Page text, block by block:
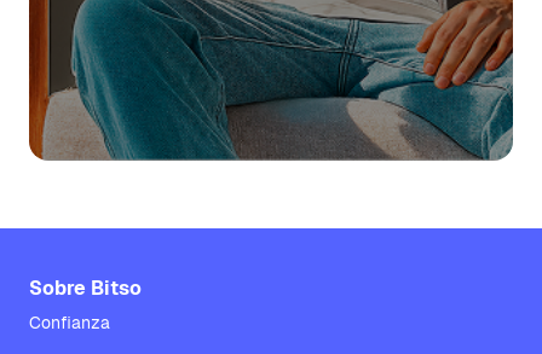
Sobre Bitso
Confianza